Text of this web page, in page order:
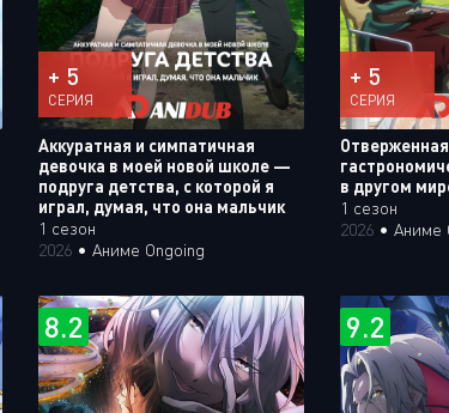
+ 5
СЕРИЯ
Аккуратная и симпатичная
девочка в моей новой школе —
подруга детства, с которой я
играл, думая, что она мальчик
1 сезон
2026• Аниме Ongoing
+ 5
СЕРИЯ
в другом
1 сезон
2026 •Аниме
8.2 9.2